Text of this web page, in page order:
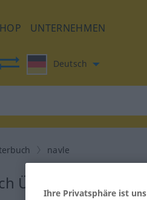
UNTERNEHMEN
Deutsch
navle
Übersetzung für
Ihre Privatsphäre ist